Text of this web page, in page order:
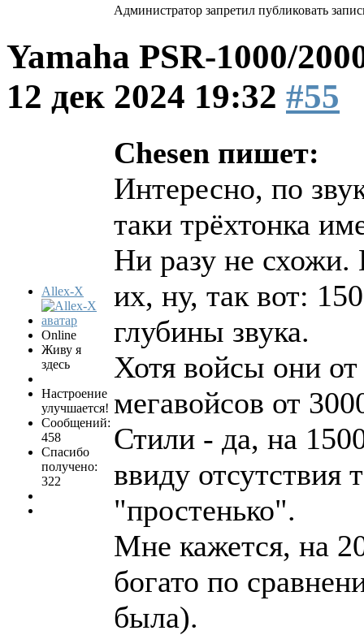
Администратор запретил публиковать
Yamaha PSR-1000/
12 дек 2024 19:32 #55
Allex-X
Online
Живу я
здесь
Настроение
улучшается!
Сообщений:
458
Спасибо
получено:
322
Chesen пишет:
Интересно, по
таки трёхтонка
Ни разу не схожи.
их, ну, так вот:
глубины звука.
Хотя войсы они
мегавойсов от
Стили - да, на
ввиду отсутствия
"простенько".
Мне кажется, на
богато по
была).